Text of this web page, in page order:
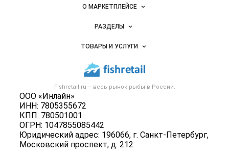
Важные разделы и контакты
Fishretail.ru – весь рынок рыбы в России.
ООО «Инлайн»
ИНН: 7805355672
КПП: 780501001
ОГРН: 1047855085442
Юридический адрес: 196066, г. Санкт-Петербург,
Московский проспект, д. 212
Навигация по сайтуО МАРКЕТПЛЕЙСЕ
Новости Fishretail.ru
Размещение рекламы
Публичная оферта
Контактная информация
Политика обработки персональных данных
РАЗДЕЛЫ
Объявления
Новости рынка
Вакансии
Блог
ТОВАРЫ И УСЛУГИ
Икра
Рыбопосадочный материал
Полуфабрикаты
Консервы